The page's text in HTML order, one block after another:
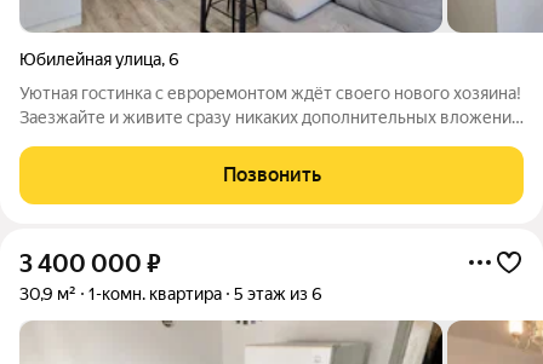
Юбилейная улица,6
Уютная гостинка с евроремонтом ждёт своего нового хозяина!
Заезжайте и живите сразу никаких дополнительных вложений
электрика и сантехника; установлены теплосчётчики.
Квартира свободна, полностью
Позвонить
3 400 000 ₽
30,9 м² 1-комн. квартира 5 этаж из 6